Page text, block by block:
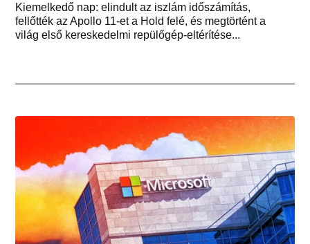
Kiemelkedő nap: elindult az iszlám időszámítás,
fellőtték az Apollo 11-et a Hold felé, és megtörtént a
világ első kereskedelmi repülőgép-eltérítése...